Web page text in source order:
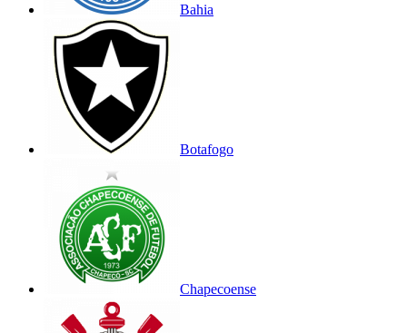
Bahia
Botafogo
Chapecoense